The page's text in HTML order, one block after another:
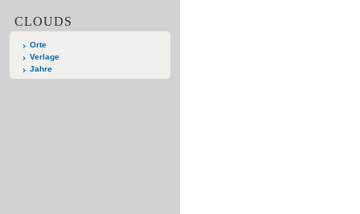
CLOUDS
Orte
Verlage
Jahre